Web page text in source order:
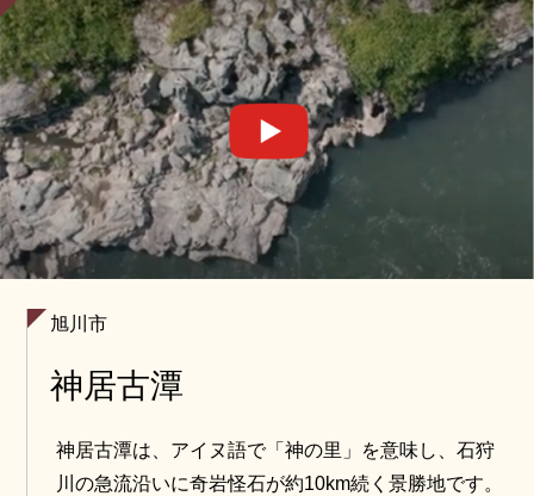
旭川市
神居古潭
神居古潭は、アイヌ語で「神の里」を意味し、石狩
川の急流沿いに奇岩怪石が約10km続く景勝地です。